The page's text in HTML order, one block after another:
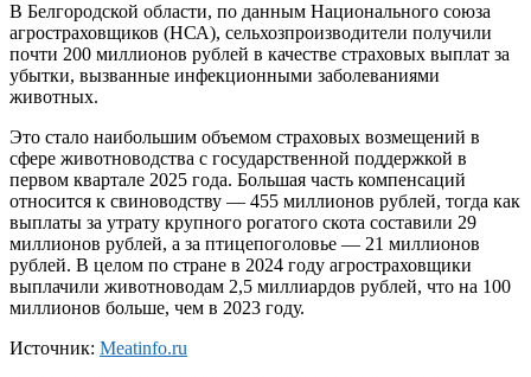
В Белгородской области, по данным Национального союза
агростраховщиков (НСА), сельхозпроизводители получили
почти 200 миллионов рублей в качестве страховых выплат за
убытки, вызванные инфекционными заболеваниями
животных.
Это стало наибольшим объемом страховых возмещений в
сфере животноводства с государственной поддержкой в
первом квартале 2025 года. Большая часть компенсаций
относится к свиноводству — 455 миллионов рублей, тогда как
выплаты за утрату крупного рогатого скота составили 29
миллионов рублей, а за птицепоголовье — 21 миллионов
рублей. В целом по стране в 2024 году агростраховщики
выплачили животноводам 2,5 миллиардов рублей, что на 100
миллионов больше, чем в 2023 году.
Источник: Meatinfo.ru